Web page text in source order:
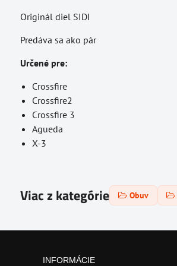
Originál diel SIDI
Predáva sa ako pár
Určené pre:
Crossfire
Crossfire2
Crossfire 3
Agueda
X-3
Viac z kategórie Obuv
INFORMÁCIE